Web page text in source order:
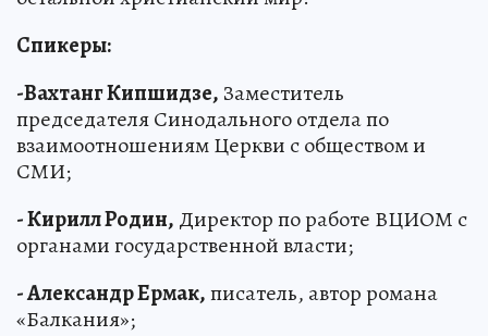
Спикеры:
-Вахтанг Кипшидзе, Заместитель
председателя Синодального отдела по
взаимоотношениям Церкви с обществом и
СМИ;
- Кирилл Родин, Директор по работе ВЦИОМ с
органами государственной власти;
- Александр Ермак,писатель, автор романа
«Балкания»;